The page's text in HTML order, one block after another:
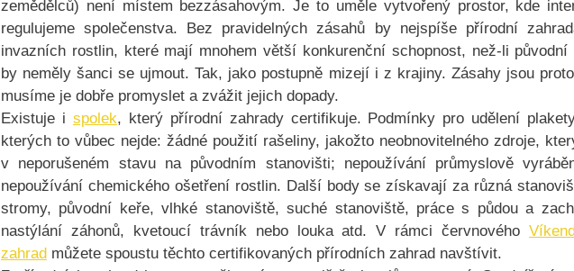
zemědělců) není místem bezzásahovým. Je to uměle vytvořený prostor, kde
regulujeme společenstva. Bez pravidelných zásahů by nejspíše přírodní
invazních rostlin, které mají mnohem větší konkurenční schopnost, než-li původní
by neměly šanci se ujmout. Tak, jako postupně mizejí i z krajiny. Zásahy jsou
musíme je dobře promyslet a zvážit jejich dopady.
Existuje i spolek, který přírodní zahrady certifikuje. Podmínky pro udělení
kterých to vůbec nejde: žádné použití rašeliny, jakožto neobnovitelného zdroje,
v neporušeném stavu na původním stanovišti; nepoužívání průmyslově
nepoužívání chemického ošetření rostlin. Další body se získavají za různá
stromy, původní keře, vlhké stanoviště, suché stanoviště, práce s půdou a
nastýlání záhonů, kvetoucí trávník nebo louka atd. V rámci červnového
zahrad můžete spoustu těchto certifikovaných přírodních zahrad navštívit.